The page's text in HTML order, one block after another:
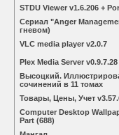
STDU Viewer v1.6.206 +
Сериал "Anger
гневом)
VLC media player v2.0.7
Plex Media Server v0.9.7.28
Высоцкий.
сочинений в 11 томах
Товары, Цены, Учет
Computer Desktop
Part (688)